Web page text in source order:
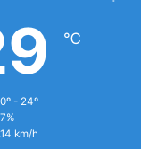
℃
- 24º
km/h